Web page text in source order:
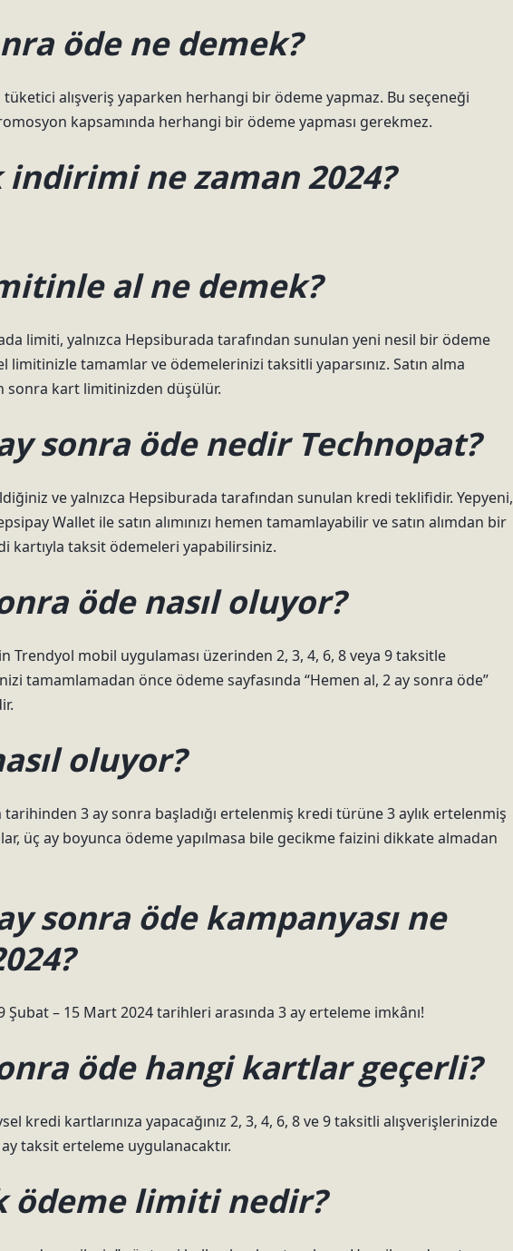
öde ne demek?
tüketici alışveriş yaparken herhangi bir ödeme yapmaz. Bu seçeneği
kapsamında herhangi bir ödeme yapması gerekmez.
indirimi ne zaman 2024?
al ne demek?
limiti, yalnızca Hepsiburada tarafından sunulan yeni nesil bir ödeme
limitinizle tamamlar ve ödemelerinizi taksitli yaparsınız. Satın alma
sonra kart limitinizden düşülür.
sonra öde nedir Technopat?
ve yalnızca Hepsiburada tarafından sunulan kredi teklifidir. Yepyeni,
Wallet ile satın alımınızı hemen tamamlayabilir ve satın alımdan bir
kartıyla taksit ödemeleri yapabilirsiniz.
öde nasıl oluyor?
Trendyol mobil uygulaması üzerinden 2, 3, 4, 6, 8 veya 9 taksitle
tamamlamadan önce ödeme sayfasında “Hemen al, 2 ay sonra öde”
oluyor?
3 ay sonra başladığı ertelenmiş kredi türüne 3 aylık ertelenmiş
üç ay boyunca ödeme yapılmasa bile gecikme faizini dikkate almadan
sonra öde kampanyası ne
– 15 Mart 2024 tarihleri ​​arasında 3 ay erteleme imkânı!
öde hangi kartlar geçerli?
kredi kartlarınıza yapacağınız 2, 3, 4, 6, 8 ve 9 taksitli alışverişlerinizde
taksit erteleme uygulanacaktır.
ödeme limiti nedir?